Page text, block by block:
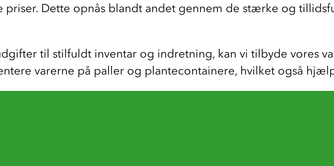
priser. Dette opnås blandt andet gennem de stærke og
til stilfuldt inventar og indretning, kan vi tilbyde vores
varerne på paller og plantecontainere, hvilket også